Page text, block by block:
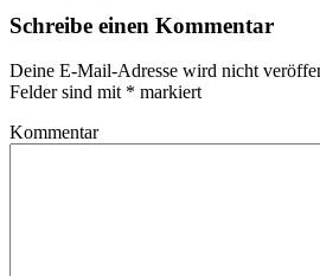
Schreibe einen Kommentar
Deine E-Mail-Adresse wird nicht
Felder sind mit * markiert
Kommentar